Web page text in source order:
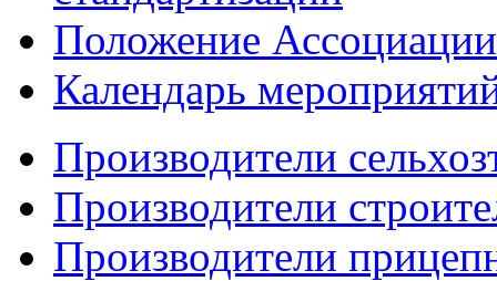
Положение
Календарь
Производители
Производители
Производители